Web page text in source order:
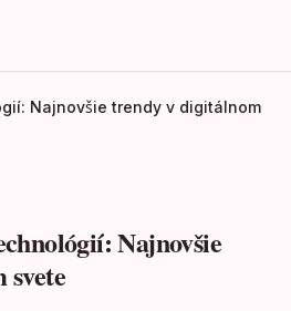
Najnovšie trendy v digitálnom
Najnovšie